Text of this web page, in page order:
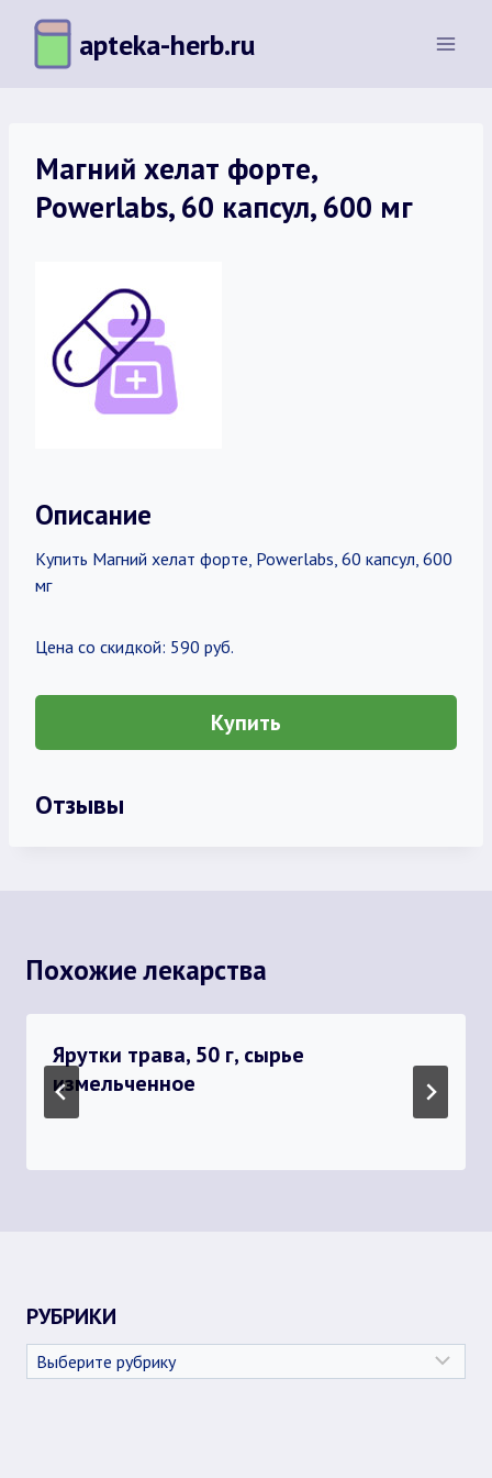
Перейти
содержимому
apteka-herb.ru
Магний хелат форте,
Powerlabs, 60 капсул, 600 мг
Описание
Купить Магний хелат форте, Powerlabs, 60 капсул, 600
мг
Цена со скидкой: 590 руб.
Купить
Отзывы
Похожие лекарства
Ярутки трава, 50 г, сырье
измельченное
РУБРИКИ
Рубрики